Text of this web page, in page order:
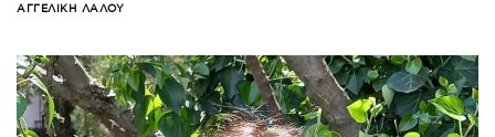
ΑΓΓΕΛΙΚΉ ΛΆΛΟΥ